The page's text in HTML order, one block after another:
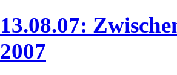
13.08.07:
2007